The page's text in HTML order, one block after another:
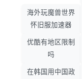
海外玩魔兽世界
怀旧服加速器
优酷有地区限制
吗
在韩国用中国政